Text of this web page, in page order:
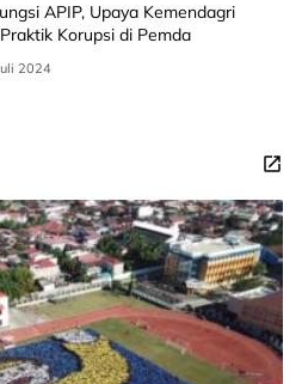
APIP, Upaya Kemendagri
Korupsi di Pemda
2024